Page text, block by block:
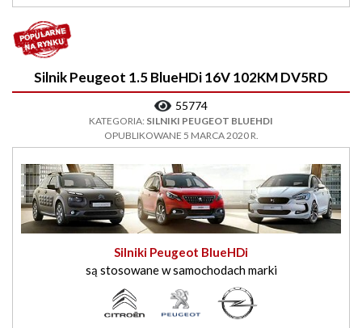
Silnik Peugeot 1.5 BlueHDi 16V 102KM DV5RD
55774
KATEGORIA: SILNIKI PEUGEOT BLUEHDI
OPUBLIKOWANE 5 MARCA 2020 R.
Silniki Peugeot BlueHDi
są stosowane w samochodach marki